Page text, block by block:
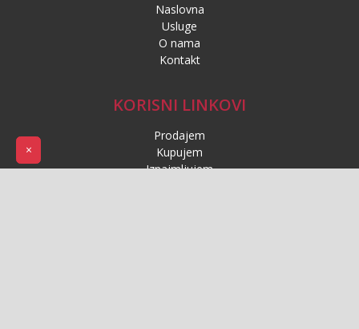
×
Naslovna
Usluge
O nama
Kontakt
KORISNI LINKOVI
Prodajem
Kupujem
Iznajmljujem